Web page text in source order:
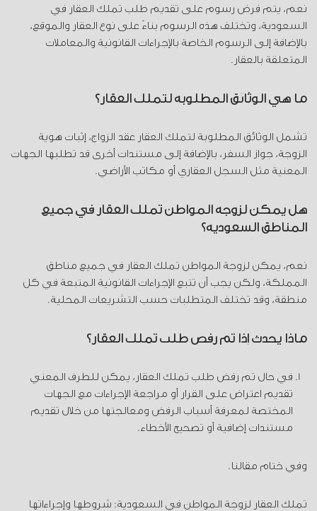
نعم، يتم فرض رسوم على تقديم طلب تملك العقار في
السعودية، وتختلف هذه الرسوم بناءً على نوع العقار والموقع،
بالإضافة إلى الرسوم الخاصة بالإجراءات القانونية والمعاملات
المتعلقة بالعقار.
ما هي الوثائق المطلوبة لتملك العقار؟
تشمل الوثائق المطلوبة لتملك العقار عقد الزواج، إثبات هوية
الزوجة، جواز السفر، بالإضافة إلى مستندات أخرى قد تطلبها الجهات
المعنية مثل السجل العقاري أو مكاتب الأراضي.
هل يمكن لزوجة المواطن تملك العقار في جميع
المناطق السعودية؟
نعم، يمكن لزوجة المواطن تملك العقار في جميع مناطق
المملكة، ولكن يجب أن تتبع الإجراءات القانونية المتبعة في كل
منطقة، وقد تختلف المتطلبات حسب التشريعات المحلية.
ماذا يحدث إذا تم رفض طلب تملك العقار؟
في حال تم رفض طلب تملك العقار، يمكن للطرف المعني
تقديم اعتراض على القرار أو مراجعة الإجراءات مع الجهات
المختصة لمعرفة أسباب الرفض ومعالجتها من خلال تقديم
مستندات إضافية أو تصحيح الأخطاء.
وفي ختام مقالنا.
تملك العقار لزوجة المواطن في السعودية: شروطها وإجراءاتها